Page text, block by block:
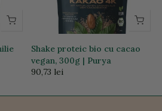
Shake proteic bio cu cacao
vegan, 300g | Purya
90,73 lei